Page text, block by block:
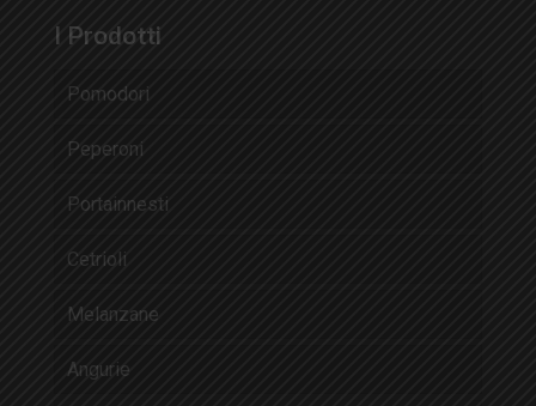
I Prodotti
Pomodori
Peperoni
Portainnesti
Cetrioli
Melanzane
Angurie